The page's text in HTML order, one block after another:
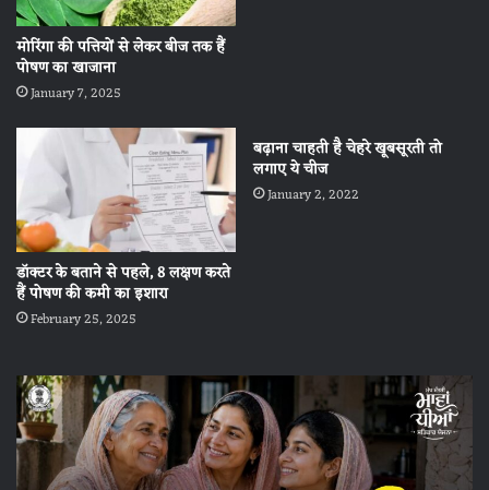
मोरिंगा की पत्तियों से लेकर बीज तक हैं
पोषण का खाजाना
January 7, 2025
डॉक्टर के बताने से पहले, 8 लक्षण करते
हैं पोषण की कमी का इशारा
February 25, 2025
बढ़ाना चाहती है चेहरे खूबसूरती तो
लगाए ये चीज
January 2, 2022